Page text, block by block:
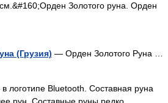
Золотого руна. Орден
(Грузия) — Орден Золотого Руна …
логотипе Bluetooth. Составная руна